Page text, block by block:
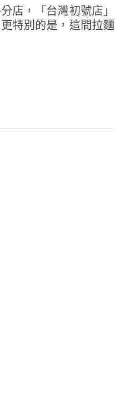
店，「台灣初號店」
特別的是，這間拉麵